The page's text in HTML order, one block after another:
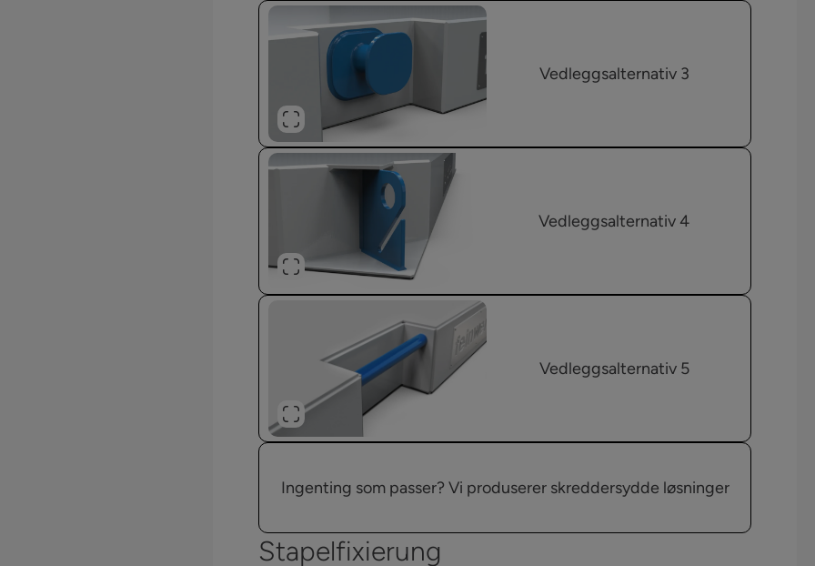
Vedleggsalternativ 3
Vedleggsalternativ 4
Vedleggsalternativ 5
Ingenting som passer? Vi produserer skreddersydde løsninger
Stapelfixierung